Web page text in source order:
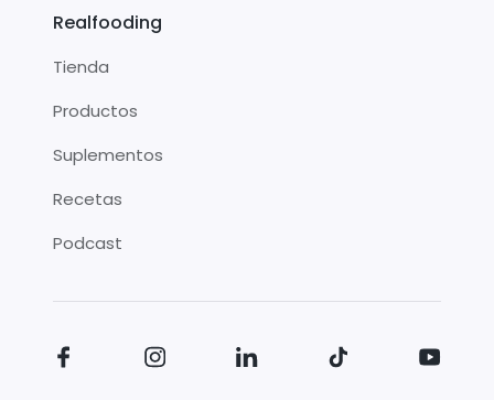
Realfooding
Tienda
Productos
Suplementos
Recetas
Podcast